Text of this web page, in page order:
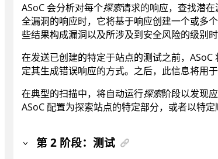
ASoC会分析对每个探索请求的响应，查找潜在
全漏洞的响应时，它将基于响应创建一个或多
些结果构成漏洞以及所涉及到安全风险的级别时
在发送已创建的特定于站点的测试之前， ASoC
定其生成错误响应的方式。之后，此信息将用
在典型的扫描中，将自动运行探索阶段以发现
ASoC配置为探索站点的特定部分，或者以特
第 2 阶段：测试